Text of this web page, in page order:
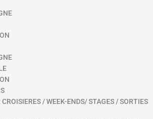
/ WEEK-ENDS/ STAGES / SORTIES